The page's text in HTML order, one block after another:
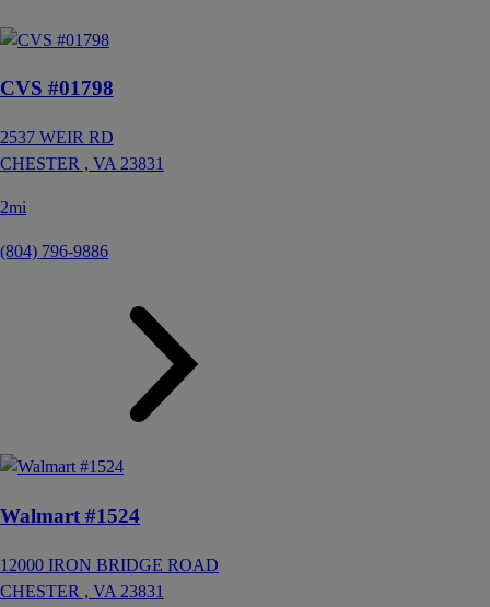
CVS #01798
2537 WEIR RD
CHESTER , VA 23831
2mi
(804) 796-9886
Walmart #1524
12000 IRON BRIDGE ROAD
CHESTER , VA 23831